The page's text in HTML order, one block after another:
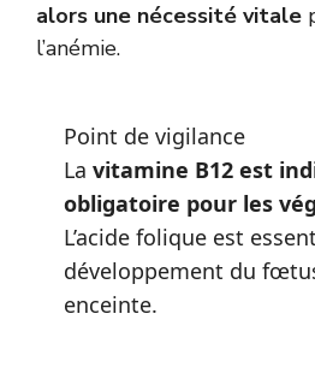
alors une nécessité vitale
l’anémie.
Point de vigilance
La vitamine B12 est
obligatoire pour les
L’acide folique est
développement du
enceinte.